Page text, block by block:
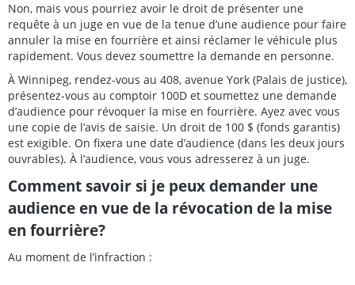
Non, mais vous pourriez avoir le droit de présenter une
requête à un juge en vue de la tenue d’une audience pour faire
annuler la mise en fourrière et ainsi réclamer le véhicule plus
rapidement. Vous devez soumettre la demande en personne.
À Winnipeg, rendez-vous au 408, avenue York (Palais de justice),
présentez-vous au comptoir 100D et soumettez une demande
d’audience pour révoquer la mise en fourrière. Ayez avec vous
une copie de l’avis de saisie. Un droit de 100 $ (fonds garantis)
est exigible. On fixera une date d’audience (dans les deux jours
ouvrables). À l’audience, vous vous adresserez à un juge.
Comment savoir si je peux demander une
audience en vue de la révocation de la mise
en fourrière?
Au moment de l’infraction :